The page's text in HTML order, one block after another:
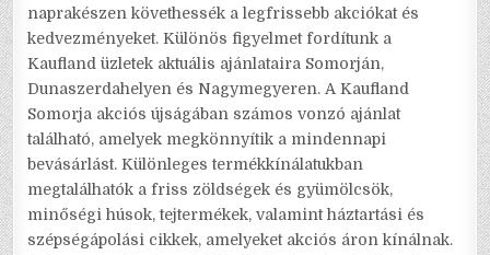
naprakészen követhessék a legfrissebb akciókat és
kedvezményeket. Különös figyelmet fordítunk a
Kaufland üzletek aktuális ajánlataira Somorján,
Dunaszerdahelyen és Nagymegyeren. A Kaufland
Somorja akciós újságában számos vonzó ajánlat
található, amelyek megkönnyítik a mindennapi
bevásárlást. Különleges termékkínálatukban
megtalálhatók a friss zöldségek és gyümölcsök,
minőségi húsok, tejtermékek, valamint háztartási és
szépségápolási cikkek, amelyeket akciós áron kínálnak.